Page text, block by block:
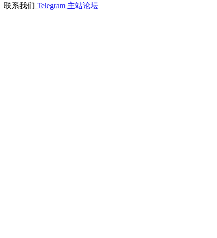
联系我们 Telegram 主站论坛